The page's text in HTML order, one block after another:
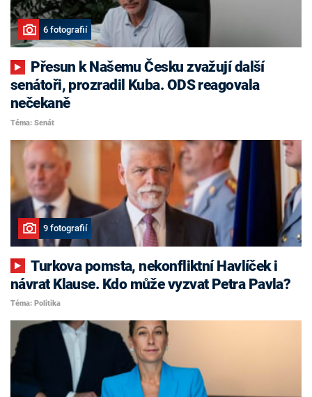
6 fotografií
senátoři, prozradil Kuba. ODS reagovala
nečekaně
Téma: Senát
9 fotografií
Turkova pomsta, nekonfliktní Havlíček i
návrat Klause. Kdo může vyzvat Petra Pavla?
Téma: Politika